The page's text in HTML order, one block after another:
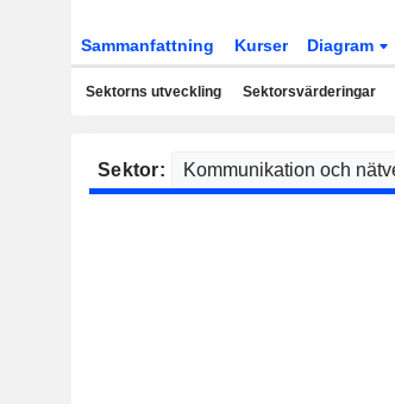
Sammanfattning Kurser Diagram
Sektorns utveckling Sektorsvärderingar
Sektor: